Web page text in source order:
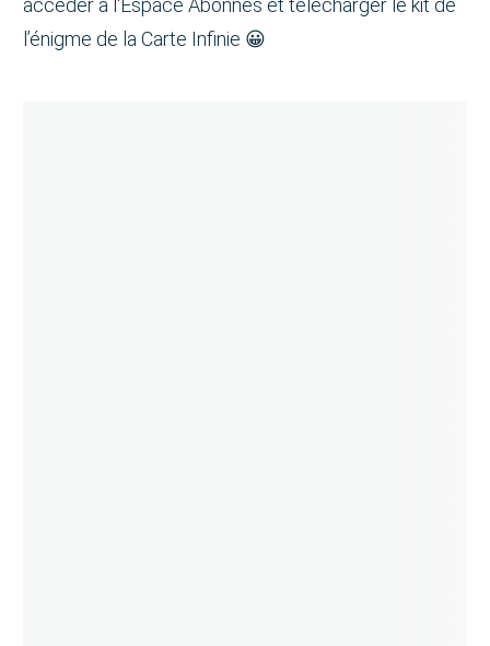
accéder à l'Espace Abonnés et télécharger le kit de
l’énigme de la Carte Infinie 😀